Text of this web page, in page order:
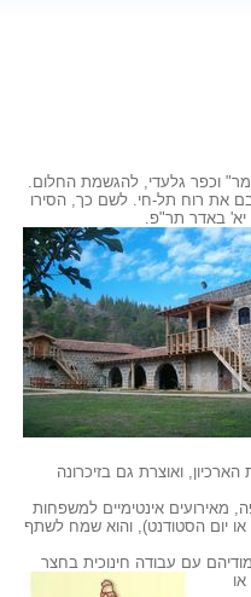
וכפר גלעדי, להגשמת החלום.
את רוח תל-חי. לשם כך, הסירו
יא' באדר תר"פ.
ואוצרת גם בזיכרונה
מאירועים אינטימיים למשפחות
"הקהל" או יום הסטודנט), והוא שמח לשתף
עם עבודה חינוכית בחצר